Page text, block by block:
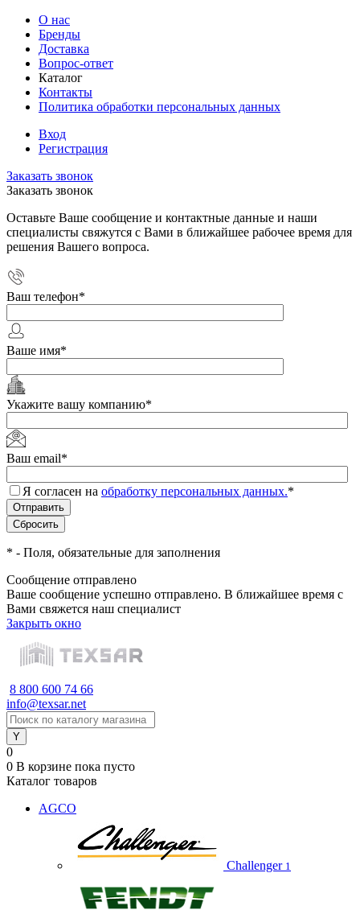
О нас
Бренды
Доставка
Вопрос-ответ
Каталог
Контакты
Политика обработки персональных данных
Вход
Регистрация
Заказать звонок
Заказать звонок
Оставьте Ваше сообщение и контактные данные и наши
специалисты свяжутся с Вами в ближайшее рабочее время для
решения Вашего вопроса.
Ваш телефон*
Ваше имя*
Укажите вашу компанию*
Ваш email*
Я согласен на обработку персональных данных.*
* - Поля, обязательные для заполнения
Сообщение отправлено
Ваше сообщение успешно отправлено. В ближайшее время с
Вами свяжется наш специалист
Закрыть окно
8 800 600 74 66
info@texsar.net
0
0 В корзине пока пусто
Каталог товаров
AGCO
Challenger 1